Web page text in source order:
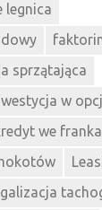
legnica
sprzątająca
w
we